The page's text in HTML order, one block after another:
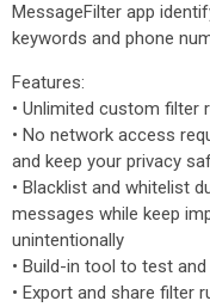
MessageFilter app
keywords and phone
Features:
• Unlimited custom filter
• No network access
and keep your privacy
• Blacklist and whitelist
messages while keep
unintentionally
• Build-in tool to test
• Export and share filter